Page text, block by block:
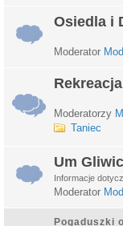
Osiedla i
Moderator
Moderatorzy
Taniec
Um
Informacje
Moderator
Pogaduszki